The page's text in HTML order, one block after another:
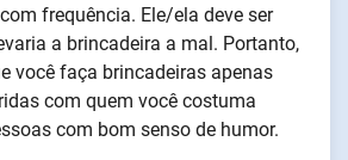
frequência. Ele/ela deve ser
a brincadeira a mal. Portanto,
você faça brincadeiras apenas
com quem você costuma
com bom senso de humor.